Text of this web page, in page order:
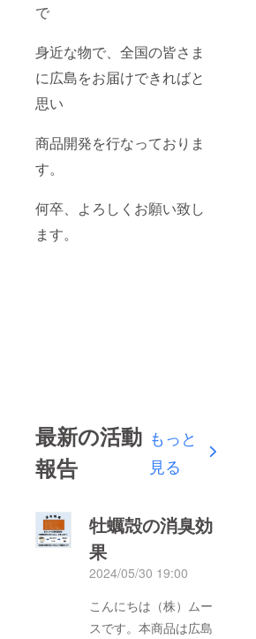
で
身近な物で、全国の皆さま
に広島をお届けできればと
思い
商品開発を行なっておりま
す。
何卒、よろしくお願い致し
ます。
最新の活動
報告
もっと
見る
牡蠣殻の消臭効
果
2024/05/30 19:00
こんにちは（株）ムー
スです。本商品は広島